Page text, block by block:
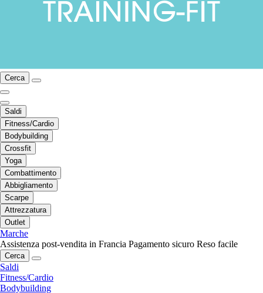
Cerca
Saldi
Fitness/Cardio
Bodybuilding
Crossfit
Yoga
Combattimento
Abbigliamento
Scarpe
Attrezzatura
Outlet
Marche
Assistenza post-vendita in Francia Pagamento sicuro Reso facile
Cerca
Saldi
Fitness/Cardio
Bodybuilding